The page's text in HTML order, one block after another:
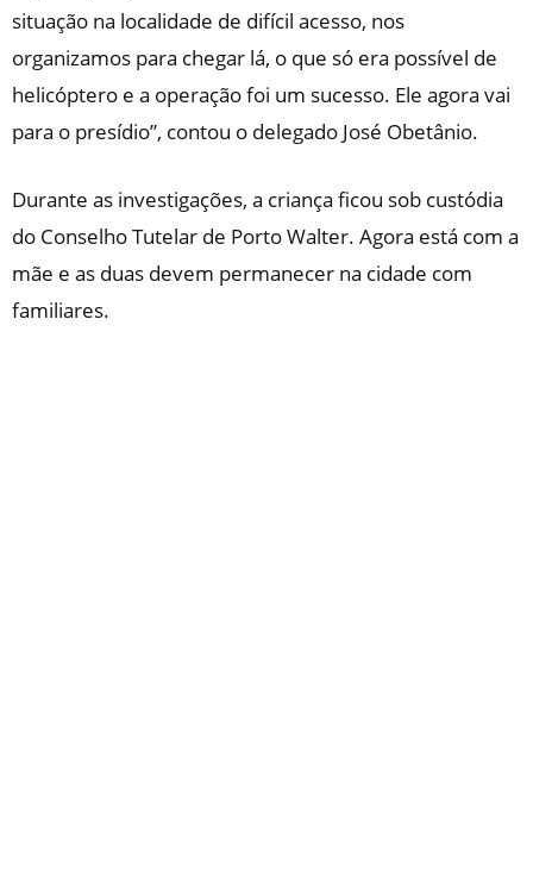
situação na localidade de difícil acesso, nos
organizamos para chegar lá, o que só era possível de
helicóptero e a operação foi um sucesso. Ele agora vai
para o presídio”, contou o delegado José Obetânio.
Durante as investigações, a criança ficou sob custódia
do Conselho Tutelar de Porto Walter. Agora está com a
mãe e as duas devem permanecer na cidade com
familiares.